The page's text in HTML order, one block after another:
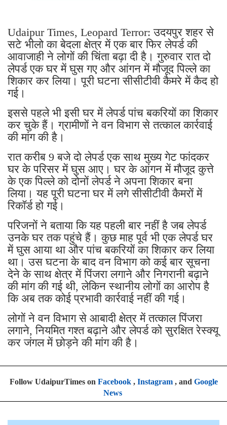
Udaipur Times, Leopard Terror: उदयपुर शहर से
सटे भीलो का बेदला क्षेत्र में एक बार फिर लेपर्ड की
आवाजाही ने लोगों की चिंता बढ़ा दी है। गुरुवार रात दो
लेपर्ड एक घर में घुस गए और आंगन में मौजूद पिल्ले का
शिकार कर लिया। पूरी घटना सीसीटीवी कैमरे में कैद हो
गई।
इससे पहले भी इसी घर में लेपर्ड पांच बकरियों का शिकार
कर चुके हैं। ग्रामीणों ने वन विभाग से तत्काल कार्रवाई
की मांग की है।
रात करीब 9 बजे दो लेपर्ड एक साथ मुख्य गेट फांदकर
घर के परिसर में घुस आए। घर के आंगन में मौजूद कुत्ते
के एक पिल्ले को दोनों लेपर्ड ने अपना शिकार बना
लिया। यह पूरी घटना घर में लगे सीसीटीवी कैमरों में
रिकॉर्ड हो गई।
परिजनों ने बताया कि यह पहली बार नहीं है जब लेपर्ड
उनके घर तक पहुंचे हैं। कुछ माह पूर्व भी एक लेपर्ड घर
में घुस आया था और पांच बकरियों का शिकार कर लिया
था। उस घटना के बाद वन विभाग को कई बार सूचना
देने के साथ क्षेत्र में पिंजरा लगाने और निगरानी बढ़ाने
की मांग की गई थी, लेकिन स्थानीय लोगों का आरोप है
कि अब तक कोई प्रभावी कार्रवाई नहीं की गई।
लोगों ने वन विभाग से आबादी क्षेत्र में तत्काल पिंजरा
लगाने, नियमित गश्त बढ़ाने और लेपर्ड को सुरक्षित रेस्क्यू
कर जंगल में छोड़ने की मांग की है।
Follow UdaipurTimes on Facebook, Instagram, and Google
News